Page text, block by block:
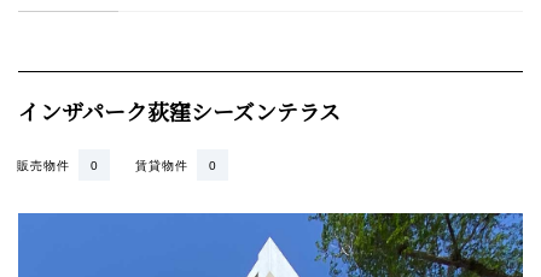
インザパーク荻窪シーズンテラス
賃貸物件 0
販売物件 0